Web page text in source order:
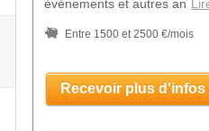
événements et autres an
Entre 1500 et 2500 €/mois
Recevoir plus d'infos